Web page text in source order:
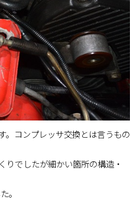
。コンプレッサ交換とは言うもの
でしたが細かい箇所の構造・
。